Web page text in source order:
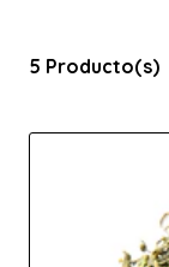
5 Producto(s)